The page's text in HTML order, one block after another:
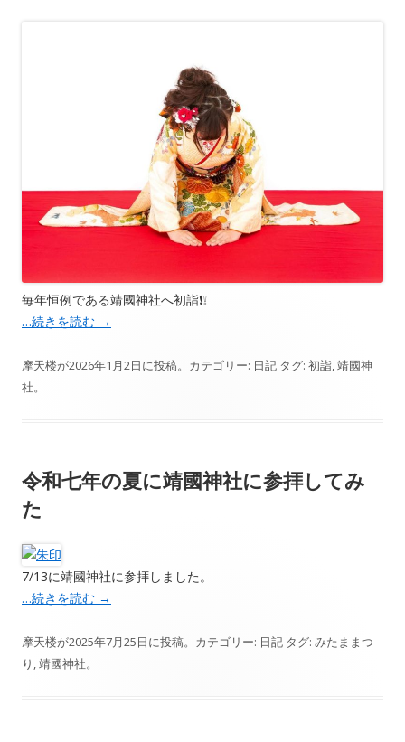
毎年恒例である靖國神社へ初詣❗️❕
…続きを読む →
摩天楼が2026年1月2日に投稿。カテゴリー: 日記 タグ: 初詣,靖國神
社。
令和七年の夏に靖國神社に参拝してみ
た
7/13に靖國神社に参拝しました。
…続きを読む →
摩天楼が2025年7月25日に投稿。カテゴリー: 日記 タグ: みたままつ
り ,靖國神社。